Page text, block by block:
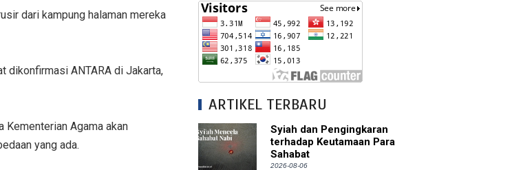
dari kampung halaman mereka
dikonfirmasi ANTARA di Jakarta,
Kementerian Agama akan
yang ada.
ARTIKEL TERBARU
Syiah dan Pengingkaran
terhadap Keutamaan Para
Sahabat
2026-08-06